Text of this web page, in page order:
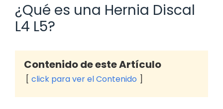
¿Qué es una Hernia Discal
L4 L5?
Contenido de este Artículo
click para ver el Contenido